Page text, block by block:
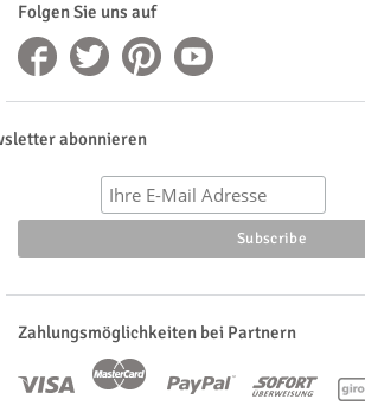
Folgen Sie uns auf
abonnieren
Zahlungsmöglichkeiten bei Partnern